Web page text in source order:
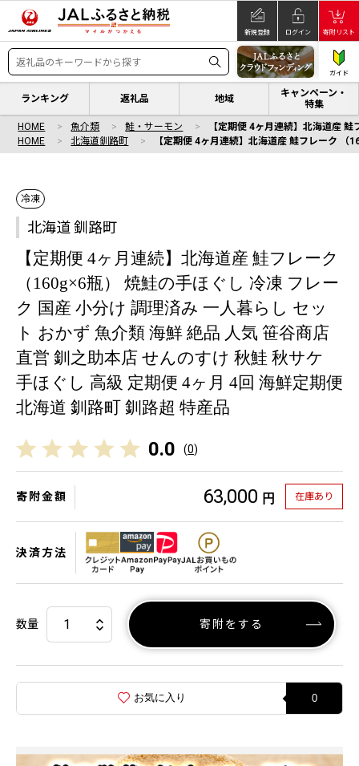
新規登録 ログイン 寄附リスト
ガイド
ランキング 返礼品 地域
キャンペーン・
特集
HOME 魚介類 鮭・サーモン
【定期便 4ヶ月連続】北海道産
HOME
北海道釧路町 【定期便 4ヶ月連続】北海道産 鮭フレーク
冷凍
北海道 釧路町
【定期便 4ヶ月連続】北海道産 鮭フレーク
（160g×6瓶） 焼鮭の手ほぐし 冷凍 フレー
ク 国産 小分け 調理済み 一人暮らし セッ
ト おかず 魚介類 海鮮 絶品 人気 笹谷商店
直営 釧之助本店 せんのすけ 秋鮭 秋サケ
手ほぐし 高級 定期便 4ヶ月 4回 海鮮定期便
北海道 釧路町 釧路超 特産品
0.0 (0)
寄附金額 63,000 円 在庫あり
決済方法
数量 寄附をする
お気に入り 0